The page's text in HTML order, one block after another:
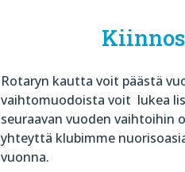
Rotaryn kautta voit päästä
vaihtomuodoista voit lukea
seuraavan vuoden vaihtoihin
yhteyttä klubimme
vuonna.